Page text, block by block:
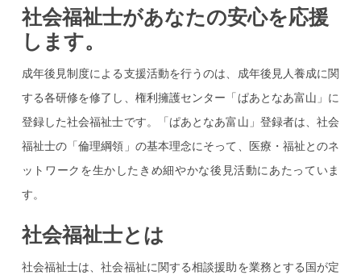
社会福祉士があなたの安心を応援
します。
成年後見制度による支援活動を行うのは、成年後見人養成に関
する各研修を修了し、権利擁護センター「ぱあとなあ富山」に
登録した社会福祉士です。「ぱあとなあ富山」登録者は、社会
福祉士の「倫理綱領」の基本理念にそって、医療・福祉とのネ
ットワークを生かしたきめ細やかな後見活動にあたっていま
す。
社会福祉士とは
社会福祉士は、社会福祉に関する相談援助を業務とする国が定